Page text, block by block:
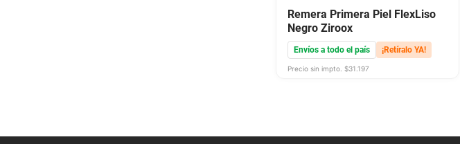
Remera Primera Piel FlexLiso
Negro Ziroox
Envíos a todo el país ¡Retíralo YA!
Precio sin impto. $31.197